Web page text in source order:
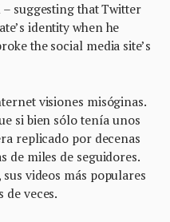
suggesting that Twitter
identity when he
the social media site’s
visiones misóginas.
si bien sólo tenía unos
replicado por decenas
de miles de seguidores.
sus videos más populares
veces.